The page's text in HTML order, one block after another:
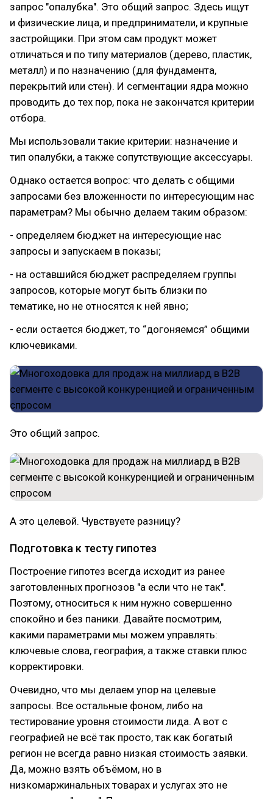
запрос "опалубка". Это общий запрос. Здесь ищут
и физические лица, и предприниматели, и крупные
застройщики. При этом сам продукт может
отличаться и по типу материалов (дерево, пластик,
металл) и по назначению (для фундамента,
перекрытий или стен). И сегментации ядра можно
проводить до тех пор, пока не закончатся критерии
отбора.
Мы использовали такие критерии: назначение и
тип опалубки, а также сопутствующие аксессуары.
Однако остается вопрос: что делать с общими
запросами без вложенности по интересующим нас
параметрам? Мы обычно делаем таким образом:
- определяем бюджет на интересующие нас
запросы и запускаем в показы;
- на оставшийся бюджет распределяем группы
запросов, которые могут быть близки по
тематике, но не относятся к ней явно;
- если остается бюджет, то “догоняемся” общими
ключевиками.
Это общий запрос.
А это целевой. Чувствуете разницу?
Подготовка к тесту гипотез
Построение гипотез всегда исходит из ранее
заготовленных прогнозов "а если что не так".
Поэтому, относиться к ним нужно совершенно
спокойно и без паники. Давайте посмотрим,
какими параметрами мы можем управлять:
ключевые слова, география, а также ставки плюс
корректировки.
Очевидно, что мы делаем упор на целевые
запросы. Все остальные фоном, либо на
тестирование уровня стоимости лида. А вот с
географией не всё так просто, так как богатый
регион не всегда равно низкая стоимость заявки.
Да, можно взять объёмом, но в
низкомаржинальных товарах и услугах это не